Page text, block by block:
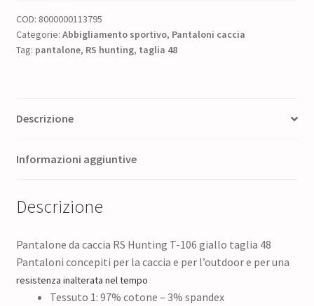
era:
100,00 €.
è:
75,00 €.
COD: 8000000113795
Categorie: Abbigliamento sportivo, Pantaloni caccia
Tag: pantalone, RS hunting, taglia 48
Descrizione
Informazioni aggiuntive
Descrizione
Pantalone da caccia RS Hunting T-106 giallo taglia 48
Pantaloni concepiti per la caccia e per l’outdoor e per una
resistenza inalterata nel tempo
Tessuto 1: 97% cotone – 3% spandex